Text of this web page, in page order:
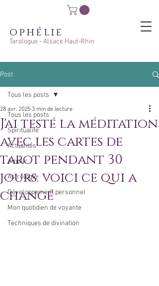
ophélie
Tarologue - Alsace Haut-Rhin
Post
Tous les posts
Spiritualité
Actualités
Amour
Astrologie
Développement personnel
Mon quotidien de voyante
Techniques de divination
Tous les posts
J'ai testé la méditation
avec les cartes de
tarot pendant 30
jours: voici ce qui a
changé
28 avr. 2025 3 min de lecture